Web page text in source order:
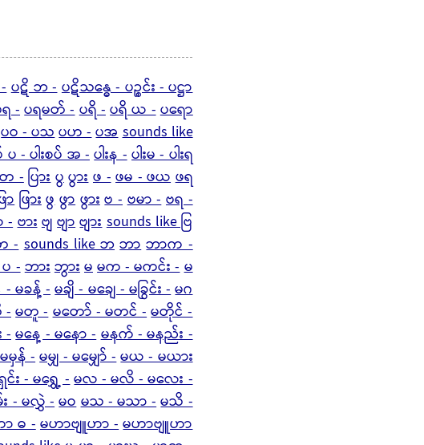
ပဋိ ဘ -ပဋိသန္ဓေ - ပဉ္စင်း - ပဋ္ဌာ
-ပရမတ် -ပရိ -ပရိ ယ -ပရော
ပဝ - ပသပဟ -ပအsounds like
ပ - ပါးစပ် အ -ပါးန -ပါးမ - ပါးရ
တ -ပြား ပွပွားဖ -ဖမ - ဖယ ဖရ
ာ ဖြား ဖွ ဖွာ ဖွား ဗ - ဗမာ - ဗရ -
-ဗားဗျ ဗျာဗျားsounds like ဗြ
- sounds like ဘ ဘာ ဘာက -
-ဘားဘွားမမက - မကင်း -မ
- မခန့် -မချိ - မချေ - မခြွင်း -မဂ
-မတူ -မတော် - မတင် -မတိုင် -
-မနေ့ - မနော -မနက် - မနည်း -
မှန် -မမျှ - မမျှော် -မယ - မယား
င်း - မရွှေ့ -မလ - မလိ - မလေး -
- မလွှဲ -မဝမသ - မသာ -မသိ -
ဓ -မဟာဗျူဟာ -မဟာဗျူဟာ